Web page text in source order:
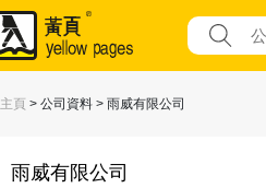
主頁 > 公司資料 > 雨威有限公司
雨威有限公司